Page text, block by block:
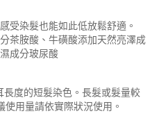
受染髮也能如此低放鬆舒適。
茶胺酸、牛磺酸添加天然亮澤成
成分玻尿酸
長度的短髮染色。長髮或髮量較
用量請依實際狀況使用。